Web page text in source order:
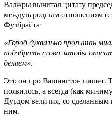
Ваджры вычитал цитату
международным отношениям
Фулбрайта:
«Город буквально пропитан
подобрать слова, чтобы
делаем».
Это он про Вашингтон пишет.
появилось, а всегда (как
Дурдом величия, со сделанным
ним.